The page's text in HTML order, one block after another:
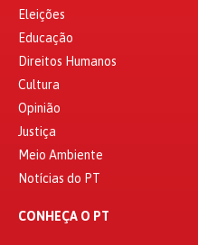
Eleições
Educação
Direitos Humanos
Cultura
Opinião
Justiça
Meio Ambiente
Notícias do PT
CONHEÇA O PT